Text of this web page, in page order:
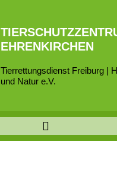
EHRENKIRCHEN
Tierrettungsdienst Freiburg |
und Natur e.V.